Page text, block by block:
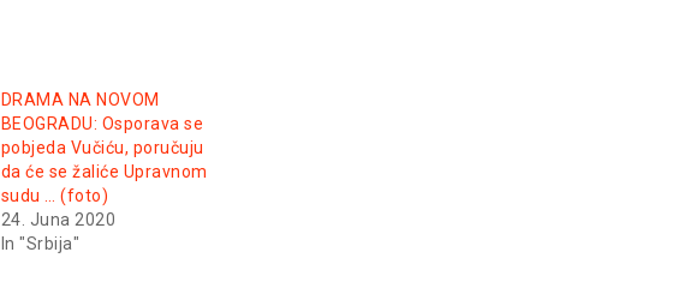
DRAMA NA NOVOM
BEOGRADU: Osporava se
pobjeda Vučiću, poručuju
da će se žaliće Upravnom
sudu … (foto)
24. Juna 2020
In "Srbija"